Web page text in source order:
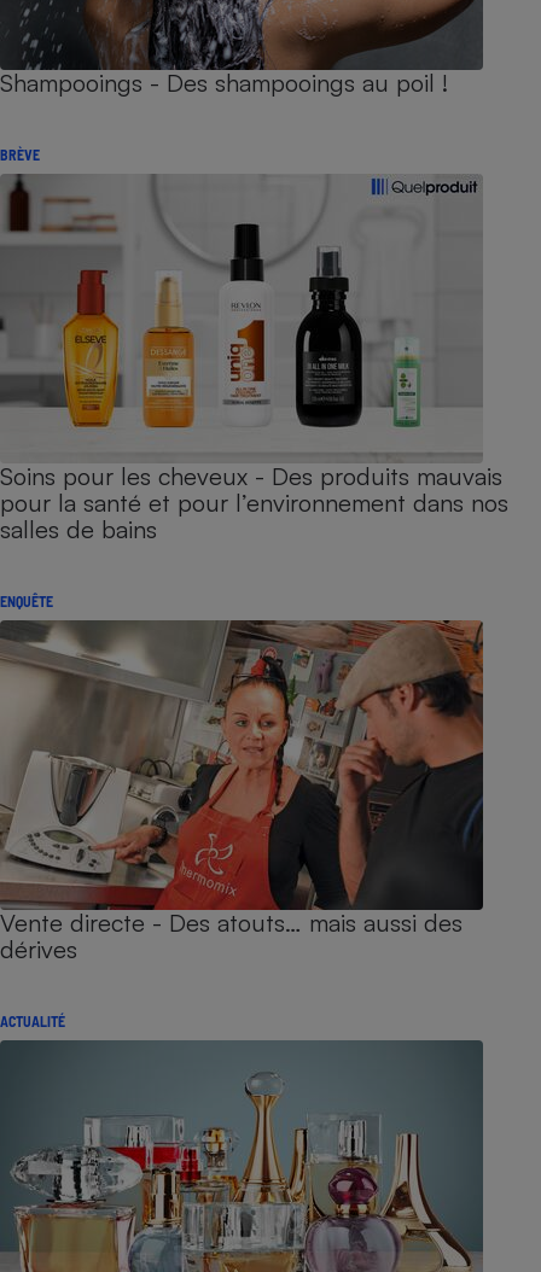
Shampooings - Des shampooings au poil !
BRÈVE
Soins pour les cheveux - Des produits mauvais
pour la santé et pour l’environnement dans nos
salles de bains
ENQUÊTE
Vente directe - Des atouts… mais aussi des
dérives
ACTUALITÉ